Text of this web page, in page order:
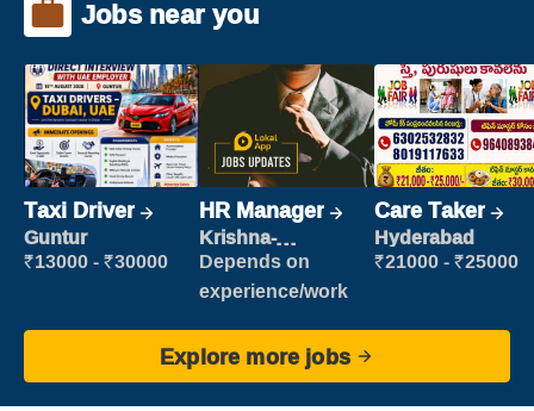
Jobs near you
Taxi Driver
Guntur
₹13000 - ₹30000
HR Manager
Krishna-
vijayawada
Depends on
experience/work
Care Taker
Hyderabad
₹21000 - ₹25000
Explore more jobs